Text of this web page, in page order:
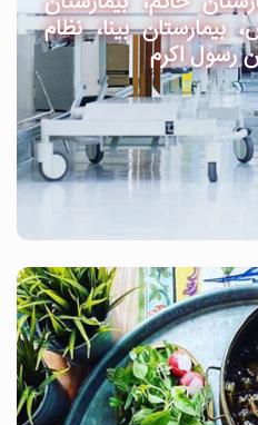
بیمارستان بینا، نظام
رسول اکرم